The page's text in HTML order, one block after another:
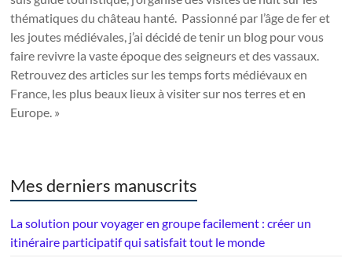
thématiques du château hanté. Passionné par l’âge de fer et
les joutes médiévales, j’ai décidé de tenir un blog pour vous
faire revivre la vaste époque des seigneurs et des vassaux.
Retrouvez des articles sur les temps forts médiévaux en
France, les plus beaux lieux à visiter sur nos terres et en
Europe. »
Mes derniers manuscrits
La solution pour voyager en groupe facilement : créer un
itinéraire participatif qui satisfait tout le monde